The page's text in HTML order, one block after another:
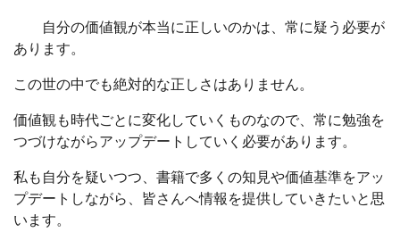
自分の価値観が本当に正しいのかは、常に疑う必要が
あります。
この世の中でも絶対的な正しさはありません。
価値観も時代ごとに変化していくものなので、常に勉強を
つづけながらアップデートしていく必要があります。
私も自分を疑いつつ、書籍で多くの知見や価値基準をアッ
プデートしながら、皆さんへ情報を提供していきたいと思
います。